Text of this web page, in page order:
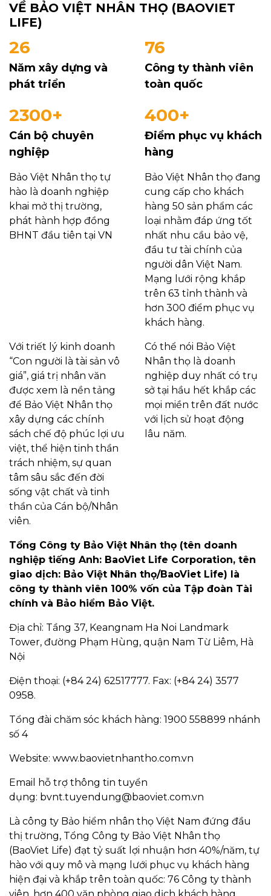
VỀ BẢO VIỆT NHÂN THỌ (BAOVIET
LIFE)
26
Năm xây dựng và
phát triển
76
Công ty thành viên
toàn quốc
2300+
Cán bộ chuyên
nghiệp
400+
Điểm phục vụ khách
hàng
Bảo Việt Nhân thọ tự
hào là doanh nghiệp
khai mở thị trường,
phát hành hợp đồng
BHNT đầu tiên tại VN
Bảo Việt Nhân thọ đang
cung cấp cho khách
hàng 50 sản phẩm các
loại nhằm đáp ứng tốt
nhất nhu cầu bảo vệ,
đầu tư tài chính của
người dân Việt Nam.
Mạng lưới rộng khắp
trên 63 tỉnh thành và
hơn 300 điểm phục vụ
khách hàng.
Với triết lý kinh doanh
“Con người là tài sản vô
giá”, giá trị nhân văn
được xem là nền tảng
để Bảo Việt Nhân thọ
xây dựng các chính
sách chế độ phúc lợi ưu
việt, thể hiện tinh thần
trách nhiệm, sự quan
tâm sâu sắc đến đời
sống vật chất và tinh
thần của Cán bộ/Nhân
viên.
Có thể nói Bảo Việt
Nhân thọ là doanh
nghiệp duy nhất có trụ
sở tại hầu hết khắp các
mọi miền trên đất nước
với lịch sử hoạt động
lâu năm.
Tổng Công ty Bảo Việt Nhân thọ (tên doanh
nghiệp tiếng Anh: BaoViet Life Corporation, tên
giao dịch: Bảo Việt Nhân thọ/BaoViet Life) là
công ty thành viên 100% vốn của Tập đoàn Tài
chính và Bảo hiểm Bảo Việt.
Địa chỉ: Tầng 37, Keangnam Ha Noi Landmark
Tower, đường Phạm Hùng, quận Nam Từ Liêm, Hà
Nội
Điện thoại: (+84 24) 62517777. Fax: (+84 24) 3577
0958.
Tổng đài chăm sóc khách hàng: 1900 558899 nhánh
số 4
Website: www.baovietnhantho.com.vn
Email hỗ trợ thông tin tuyển
dụng: bvnt.tuyendung@baoviet.com.vn
Là công ty Bảo hiểm nhân thọ Việt Nam đứng đầu
thị trường, Tổng Công ty Bảo Việt Nhân thọ
(BaoViet Life) đạt tỷ suất lợi nhuận hơn 40%/năm, tự
hào với quy mô và mạng lưới phục vụ khách hàng
hiện đại và khắp trên toàn quốc: 76 Công ty thành